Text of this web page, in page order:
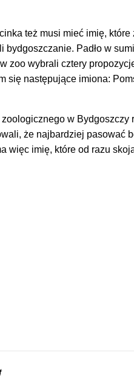
też musi mieć imię,
bydgoszczanie. Padło w
zoo wybrali cztery
się następujące imiona:
w Bydgoszczy
że najbardziej pasować
więc imię, które od razu